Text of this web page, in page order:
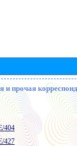
и прочая
404
427